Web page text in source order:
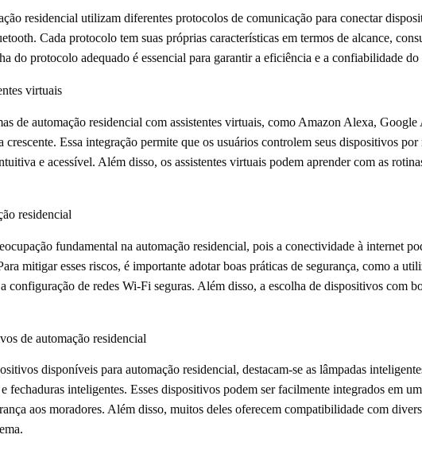
residencial utilizam diferentes protocolos de comunicação para conectar
Cada protocolo tem suas próprias características em termos de alcance,
do protocolo adequado é essencial para garantir a eficiência e a confiabilidade do
virtuais
de automação residencial com assistentes virtuais, como Amazon Alexa,
crescente. Essa integração permite que os usuários controlem seus dispositivos
e acessível. Além disso, os assistentes virtuais podem aprender com as
residencial
fundamental na automação residencial, pois a conectividade à internet
mitigar esses riscos, é importante adotar boas práticas de segurança, como a
configuração de redes Wi-Fi seguras. Além disso, a escolha de dispositivos com
de automação residencial
disponíveis para automação residencial, destacam-se as lâmpadas
fechaduras inteligentes. Esses dispositivos podem ser facilmente integrados em
aos moradores. Além disso, muitos deles oferecem compatibilidade com